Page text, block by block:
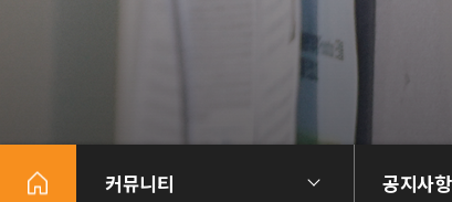
커뮤니티 공지사항